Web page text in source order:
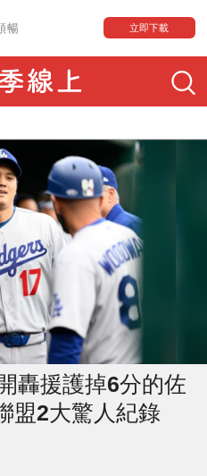
暢 立即下載
轟援護掉6分的佐
2大驚人紀錄